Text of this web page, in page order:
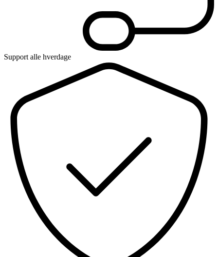
Support alle hverdage